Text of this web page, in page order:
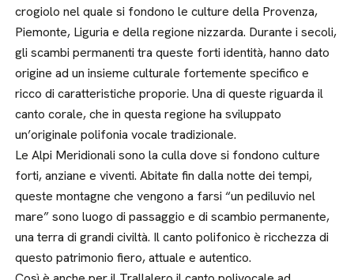
crogiolo nel quale si fondono le culture della Provenza,
Piemonte, Liguria e della regione nizzarda. Durante i secoli,
gli scambi permanenti tra queste forti identità, hanno dato
origine ad un insieme culturale fortemente specifico e
ricco di caratteristiche proporie. Una di queste riguarda il
canto corale, che in questa regione ha sviluppato
un’originale polifonia vocale tradizionale.
Le Alpi Meridionali sono la culla dove si fondono culture
forti, anziane e viventi. Abitate fin dalla notte dei tempi,
queste montagne che vengono a farsi “un pediluvio nel
mare” sono luogo di passaggio e di scambio permanente,
una terra di grandi civiltà. Il canto polifonico è ricchezza di
questo patrimonio fiero, attuale e autentico.